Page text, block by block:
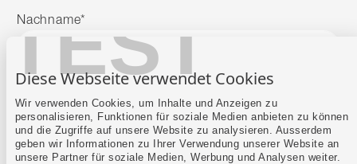
TEST
Diese Webseite verwendet Cookies
Wir verwenden Cookies, um Inhalte und Anzeigen zu
personalisieren, Funktionen für soziale Medien anbieten zu können
und die Zugriffe auf unsere Website zu analysieren. Ausserdem
geben wir Informationen zu Ihrer Verwendung unserer Website an
unsere Partner für soziale Medien, Werbung und Analysen weiter.
Nachname*
E-Mail*
Telefon*